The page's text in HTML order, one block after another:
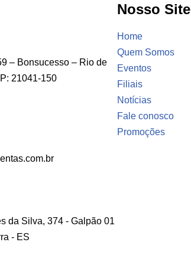
– Bonsucesso – Rio de
21041-150
da Silva, 374 - Galpão 01
- ES
Nosso Site
Home
Quem Somos
Eventos
Filiais
Notícias
Fale conosco
Promoções